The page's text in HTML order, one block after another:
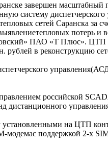
завершен масштабный
систему
сетей Саранска за
потерь и
ПАО «Т Плюс». ЦТП
рублей в реконструкцию
российской
дистанционного
на ЦТП
модемас поддержкой 2-х